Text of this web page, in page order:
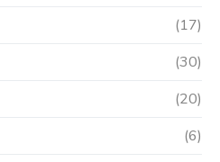
(17)
(30)
(20)
(6)